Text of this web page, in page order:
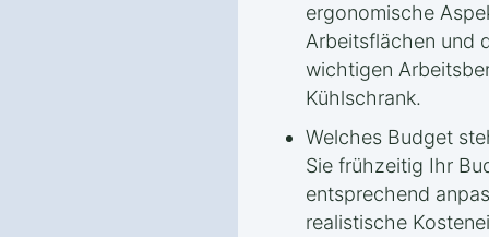
ergonomische
Arbeitsflächen und
wichtigen
Kühlschrank.
Welches Budget
Sie frühzeitig Ihr
entsprechend
realistische